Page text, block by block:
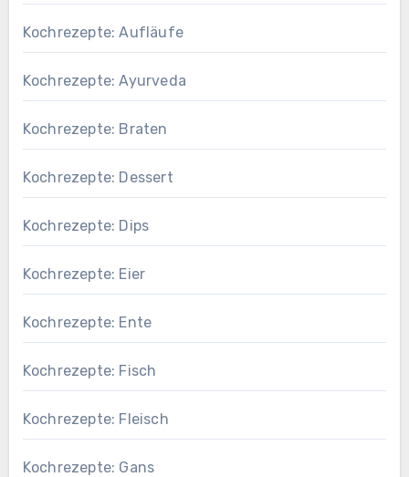
Kochrezepte: Aufläufe
Kochrezepte: Ayurveda
Kochrezepte: Braten
Kochrezepte: Dessert
Kochrezepte: Dips
Kochrezepte: Eier
Kochrezepte: Ente
Kochrezepte: Fisch
Kochrezepte: Fleisch
Kochrezepte: Gans